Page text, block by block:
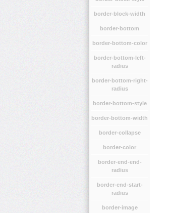
border-block-width
border-bottom
border-bottom-color
border-bottom-left-
radius
border-bottom-right-
radius
border-bottom-style
border-bottom-width
border-collapse
border-color
border-end-end-
radius
border-end-start-
radius
border-image